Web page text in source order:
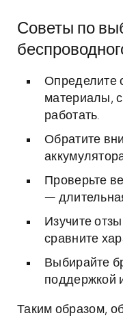
Советы по
Определите
материалы,
работать.
Обратите
Проверьте
—
Изучите
сравните
Выбирайте
поддержкой
Таким образом,